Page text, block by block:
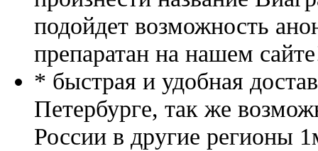
подойдет возможность
препаратан на нашем
* быстрая и удобная
Петербурге, так же
России в другие регионы